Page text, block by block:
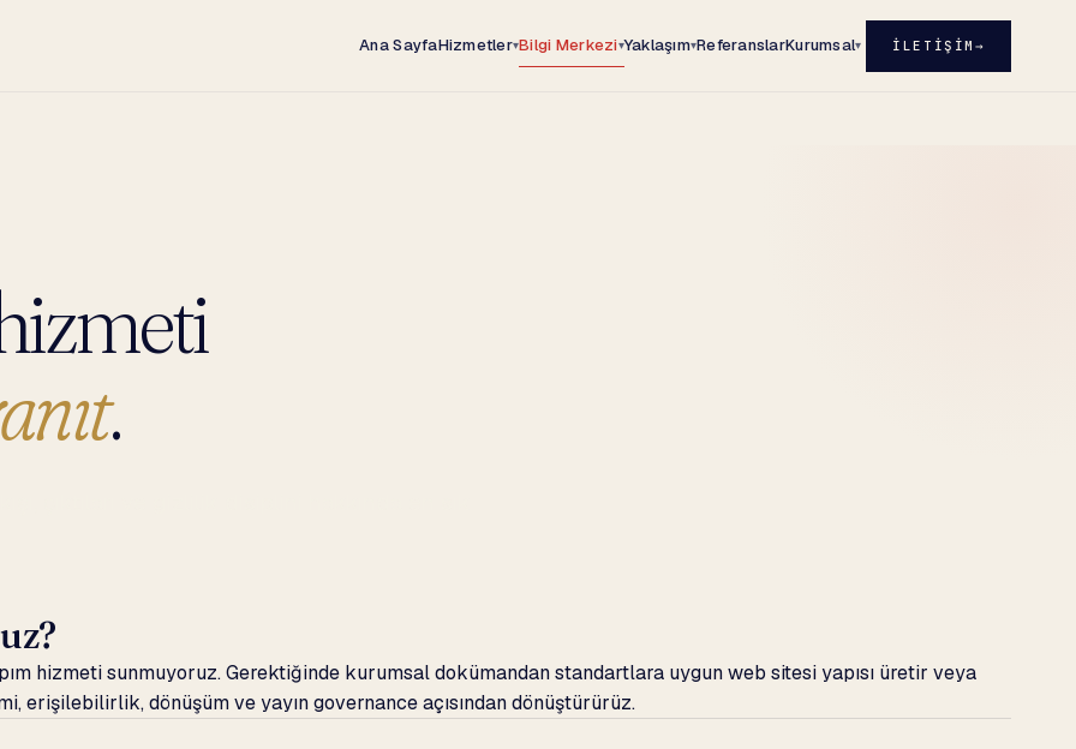
Ana SayfaHizmetler▾Bilgi Merkezi▾Yaklaşım▾ReferanslarKurumsal▾ İLETIŞIM →
.
hizmeti sunmuyoruz. Gerektiğinde kurumsal dokümandan standartlara uygun web sitesi yapısı üretir veya
erişilebilirlik, dönüşüm ve yayın governance açısından dönüştürürüz.